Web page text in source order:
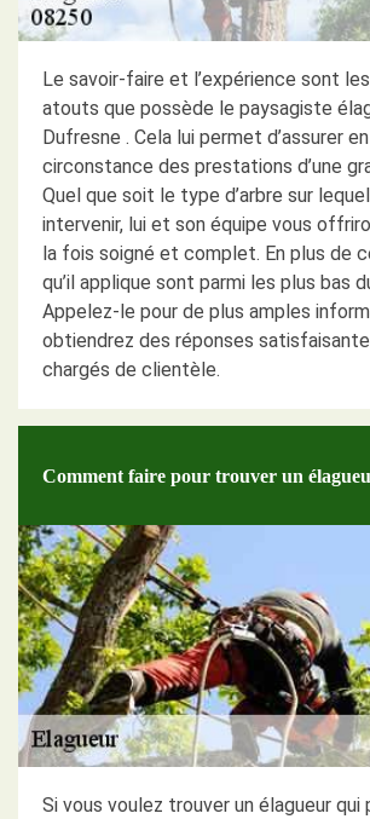
Le savoir-faire et l’expérience sont
atouts que possède le paysagiste
Dufresne . Cela lui permet d’assurer
circonstance des prestations d’une
Quel que soit le type d’arbre sur
intervenir, lui et son équipe vous
la fois soigné et complet. En plus de
qu’il applique sont parmi les plus bas
Appelez-le pour de plus amples
obtiendrez des réponses
chargés de clientèle.
Comment faire pour trouver un
Si vous voulez trouver un élagueur qui